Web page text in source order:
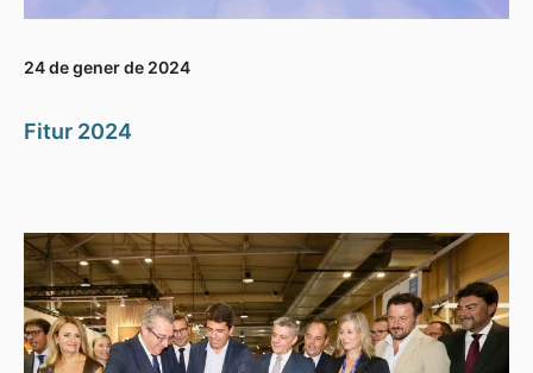
24 de gener de 2024
Fitur 2024